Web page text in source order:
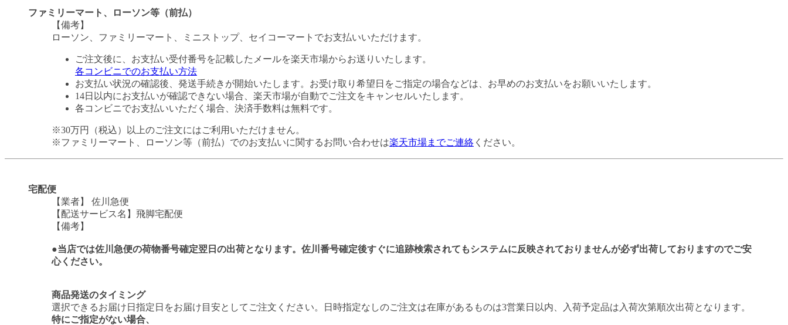
ファミリーマート、ローソン等（前払）
【備考】
ローソン、ファミリーマート、ミニストップ、セイコーマートでお支払いいただけます。
ご注文後に、お支払い受付番号を記載したメールを楽天市場からお送りいたします。
各コンビニでのお支払い方法
お支払い状況の確認後、発送手続きが開始いたします。お受け取り希望日をご指定の場合などは、お早めのお支払いをお願いいたします。
14日以内にお支払いが確認できない場合、楽天市場が自動でご注文をキャンセルいたします。
各コンビニでお支払いいただく場合、決済手数料は無料です。
※30万円（税込）以上のご注文にはご利用いただけません。
※ファミリーマート、ローソン等（前払）でのお支払いに関するお問い合わせは楽天市場までご連絡 ください。
宅配便
【業者】 佐川急便
【配送サービス名】飛脚宅配便
【備考】
●当店では佐川急便の荷物番号確定翌日の出荷となります。佐川番号確定後すぐに追跡検索されてもシステムに反映されておりませんが必ず出荷しておりますのでご安
心ください。
商品発送のタイミング
選択できるお届け日指定日をお届け目安としてご注文ください。日時指定なしのご注文は在庫があるものは3営業日以内、入荷予定品は入荷次第順次出荷となります。
特にご指定がない場合、